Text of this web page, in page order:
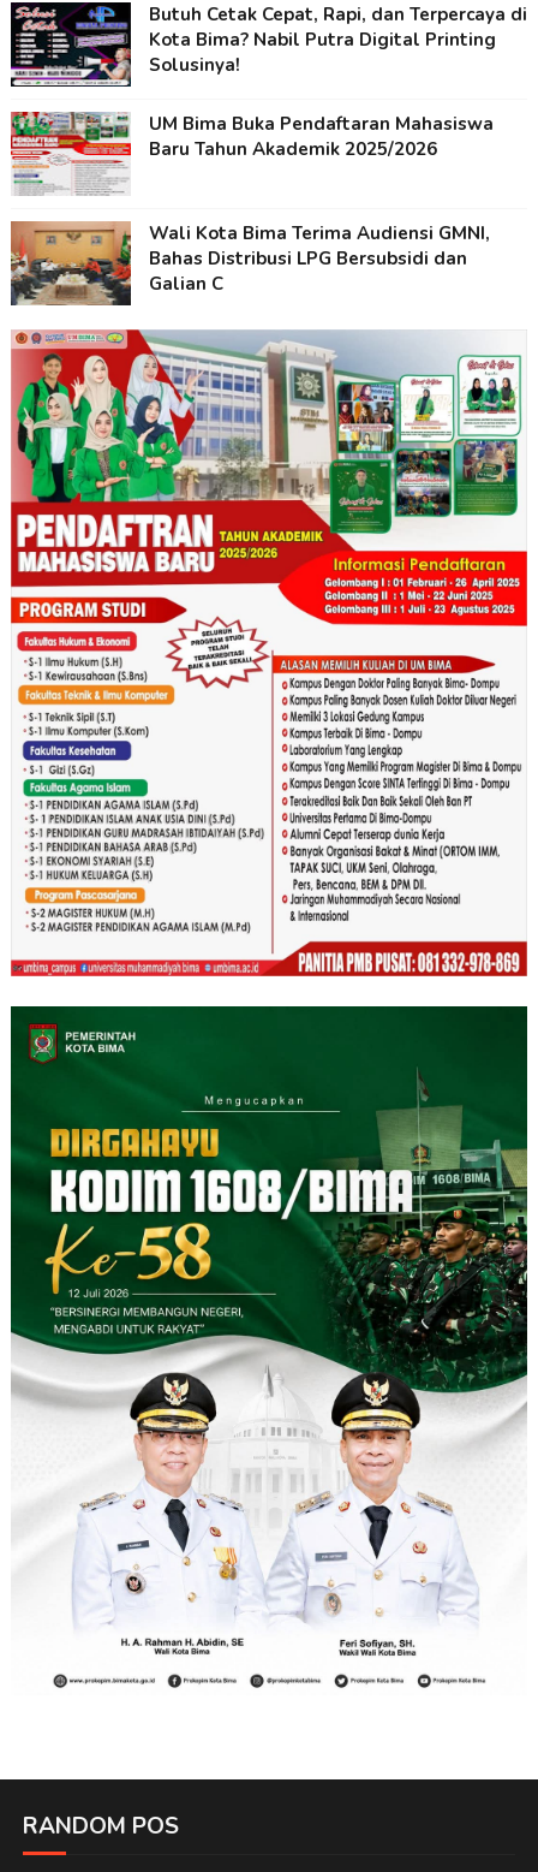
Butuh Cetak Cepat, Rapi, dan Terpercaya di
Kota Bima? Nabil Putra Digital Printing
Solusinya!
UM Bima Buka Pendaftaran Mahasiswa
Baru Tahun Akademik 2025/2026
Wali Kota Bima Terima Audiensi GMNI,
Bahas Distribusi LPG Bersubsidi dan
Galian C
RANDOM POS